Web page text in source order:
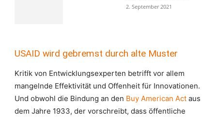
2. September 2021
USAID wird gebremst durch alte Muster
Kritik von Entwicklungsexperten betrifft vor allem
mangelnde Effektivität und Offenheit für Innovationen.
Und obwohl die Bindung an den Buy American Act aus
dem Jahre 1933, der vorschreibt, dass öffentliche